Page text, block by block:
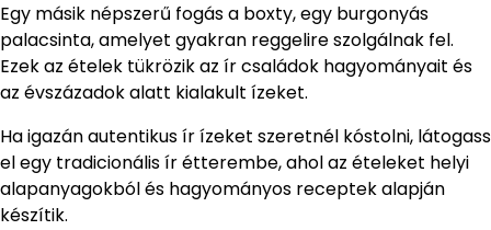
Egy másik népszerű fogás a boxty, egy burgonyás
palacsinta, amelyet gyakran reggelire szolgálnak fel.
Ezek az ételek tükrözik az ír családok hagyományait és
az évszázadok alatt kialakult ízeket.
Ha igazán autentikus ír ízeket szeretnél kóstolni, látogass
el egy tradicionális ír étterembe, ahol az ételeket helyi
alapanyagokból és hagyományos receptek alapján
készítik.